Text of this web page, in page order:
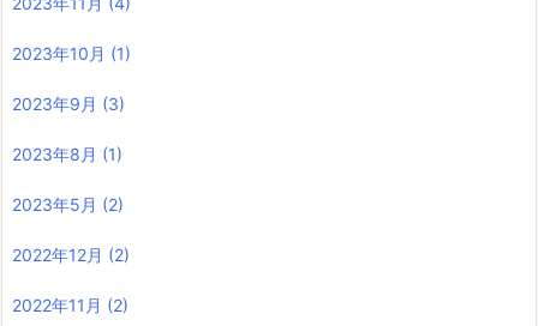
2023年10月 (1)
2023年9月 (3)
2023年8月 (1)
2023年5月 (2)
2022年12月 (2)
2022年11月 (2)